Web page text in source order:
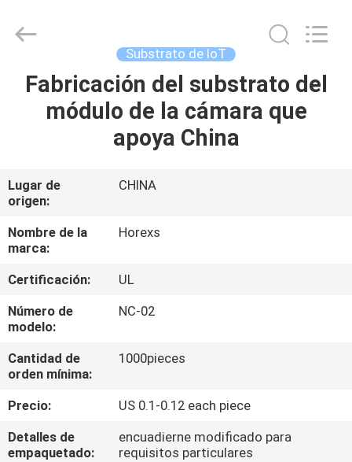
HOGAR
PRODUCTOS
SOBRE
NOSOTROS
VIAJE
DE
LA
DE
CALIDAD
Electronics
Co.,Ltd..
Substrato de IoT
Fabricación del substrato del
módulo de la cámara que
apoya China
Lugar de
origen:
CHINA
Nombre de la
marca:
Horexs
Certificación:
UL
Número de
modelo:
NC-02
Cantidad de
orden mínima:
1000pieces
Precio:
US 0.1-0.12 each piece
Detalles de
empaquetado:
encuadierne modificado para
requisitos particulares